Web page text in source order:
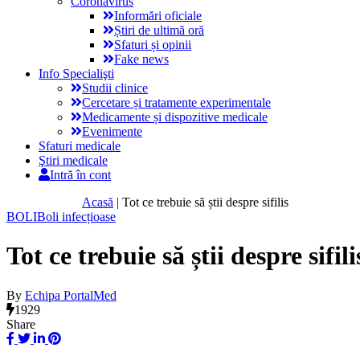
Informări oficiale
Știri de ultimă oră
Sfaturi și opinii
Fake news
Info Specialişti
Studii clinice
Cercetare și tratamente experimentale
Medicamente și dispozitive medicale
Evenimente
Sfaturi medicale
Ştiri medicale
Intră în cont
Acasă | Tot ce trebuie să știi despre sifilis
BOLIBoli infecțioase
Tot ce trebuie să știi despre
By Echipa PortalMed
1929
Share